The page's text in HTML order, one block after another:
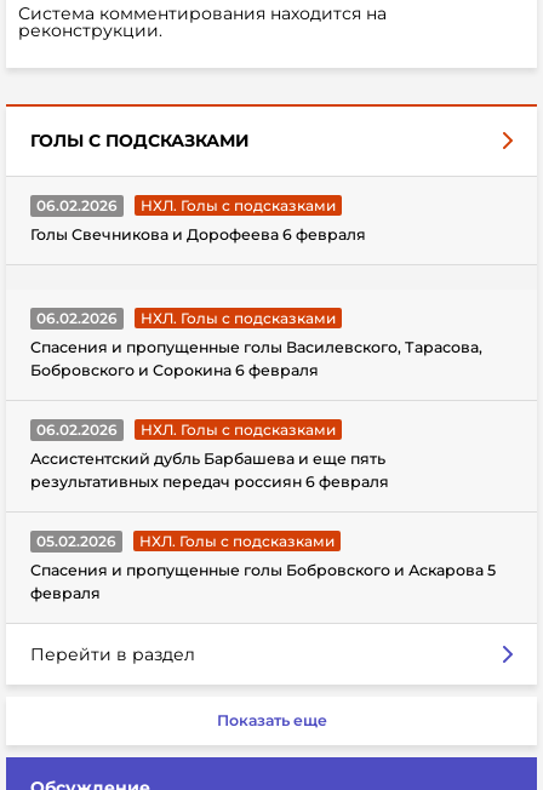
Система комментирования находится на
реконструкции.
ГОЛЫ С ПОДСКАЗКАМИ
06.02.2026
НХЛ. Голы с подсказками
Голы Свечникова и Дорофеева 6 февраля
06.02.2026
НХЛ. Голы с подсказками
Спасения и пропущенные голы Василевского, Тарасова,
Бобровского и Сорокина 6 февраля
06.02.2026
НХЛ. Голы с подсказками
Ассистентский дубль Барбашева и еще пять
результативных передач россиян 6 февраля
05.02.2026
НХЛ. Голы с подсказками
Спасения и пропущенные голы Бобровского и Аскарова 5
февраля
Перейти в раздел
Показать еще